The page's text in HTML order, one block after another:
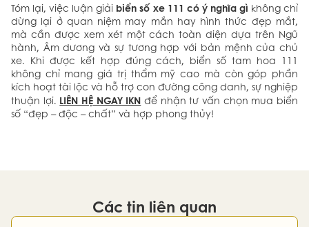
Tóm lại, việc luận giải biển số xe 111 có ý nghĩa gì không chỉ
dừng lại ở quan niệm may mắn hay hình thức đẹp mắt,
mà cần được xem xét một cách toàn diện dựa trên Ngũ
hành, Âm dương và sự tương hợp với bản mệnh của chủ
xe. Khi được kết hợp đúng cách, biển số tam hoa 111
không chỉ mang giá trị thẩm mỹ cao mà còn góp phần
kích hoạt tài lộc và hỗ trợ con đường công danh, sự nghiệp
thuận lợi. LIÊN HỆ NGAY IKN để nhận tư vấn chọn mua biển
số “đẹp – độc – chất” và hợp phong thủy!
Các tin liên quan